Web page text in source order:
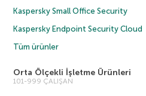
Kaspersky Small Office Security
Kaspersky Endpoint Security Cloud
Tüm ürünler
Orta Ölçekli İşletme Ürünleri
101-999 ÇALIŞAN